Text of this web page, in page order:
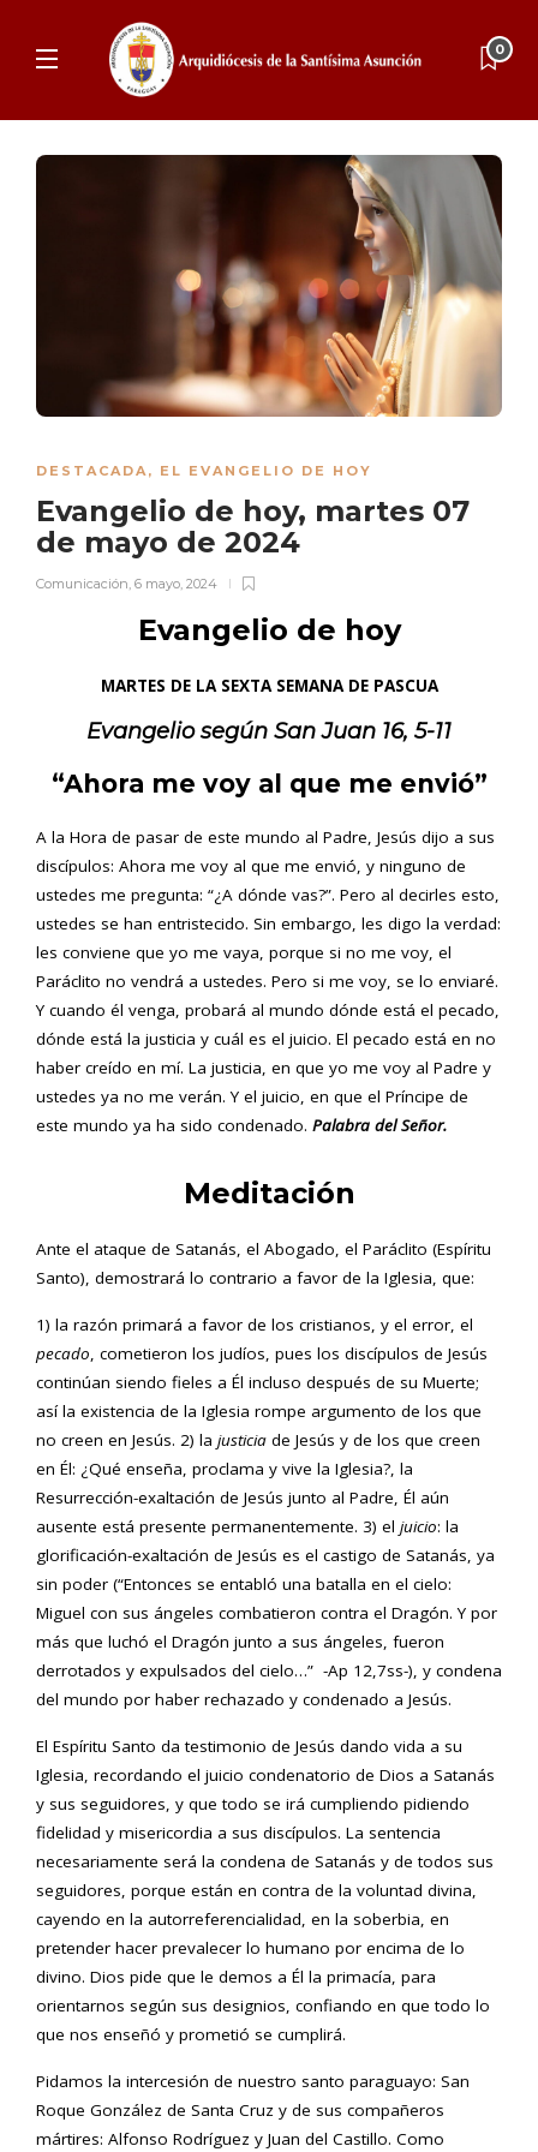
0
DESTACADA, EL EVANGELIO DE HOY
Evangelio de hoy, martes 07
de mayo de 2024
Comunicación, 6 mayo, 2024
Evangelio de hoy
MARTES DE LA SEXTA SEMANA DE PASCUA
Evangelio según SanJuan 16, 5-11
“Ahora me voy al que me envió”
A la Hora de pasar de este mundo al Padre, Jesús dijo a sus
discípulos: Ahora me voy al que me envió, y ninguno de
ustedes me pregunta: “¿A dónde vas?”. Pero al decirles esto,
ustedes se han entristecido. Sin embargo, les digo la verdad:
les conviene que yo me vaya, porque si no me voy, el
Paráclito no vendrá a ustedes. Pero si me voy, se lo enviaré.
Y cuando él venga, probará al mundo dónde está el pecado,
dónde está la justicia y cuál es el juicio. El pecado está en no
haber creído en mí. La justicia, en que yo me voy al Padre y
ustedes ya no me verán. Y el juicio, en que el Príncipe de
este mundo ya ha sido condenado. Palabra del Señor.
Meditación
Ante el ataque de Satanás, el Abogado, el Paráclito (Espíritu
Santo), demostrará lo contrario a favor de la Iglesia, que:
1) la razón primará a favor de los cristianos, y el error, el
pecado, cometieron los judíos, pues los discípulos de Jesús
continúan siendo fieles a Él incluso después de su Muerte;
así la existencia de la Iglesia rompe argumento de los que
no creen en Jesús. 2) la justicia de Jesús y de los que creen
en Él: ¿Qué enseña, proclama y vive la Iglesia?, la
Resurrección-exaltación de Jesús junto al Padre, Él aún
ausente está presente permanentemente. 3) el juicio: la
glorificación-exaltación de Jesús es el castigo de Satanás, ya
sin poder (“Entonces se entabló una batalla en el cielo:
Miguel con sus ángeles combatieron contra el Dragón. Y por
más que luchó el Dragón junto a sus ángeles, fueron
derrotados y expulsados del cielo…” -Ap 12,7ss-), y condena
del mundo por haber rechazado y condenado a Jesús.
El Espíritu Santo da testimonio de Jesús dando vida a su
Iglesia, recordando el juicio condenatorio de Dios a Satanás
y sus seguidores, y que todo se irá cumpliendo pidiendo
fidelidad y misericordia a sus discípulos. La sentencia
necesariamente será la condena de Satanás y de todos sus
seguidores, porque están en contra de la voluntad divina,
cayendo en la autorreferencialidad, en la soberbia, en
pretender hacer prevalecer lo humano por encima de lo
divino. Dios pide que le demos a Él la primacía, para
orientarnos según sus designios, confiando en que todo lo
que nos enseñó y prometió se cumplirá.
Pidamos la intercesión de nuestro santo paraguayo: San
Roque González de Santa Cruz y de sus compañeros
mártires: Alfonso Rodríguez y Juan del Castillo. Como